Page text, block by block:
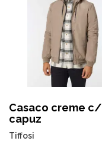
Casaco creme c/
capuz
Tiffosi